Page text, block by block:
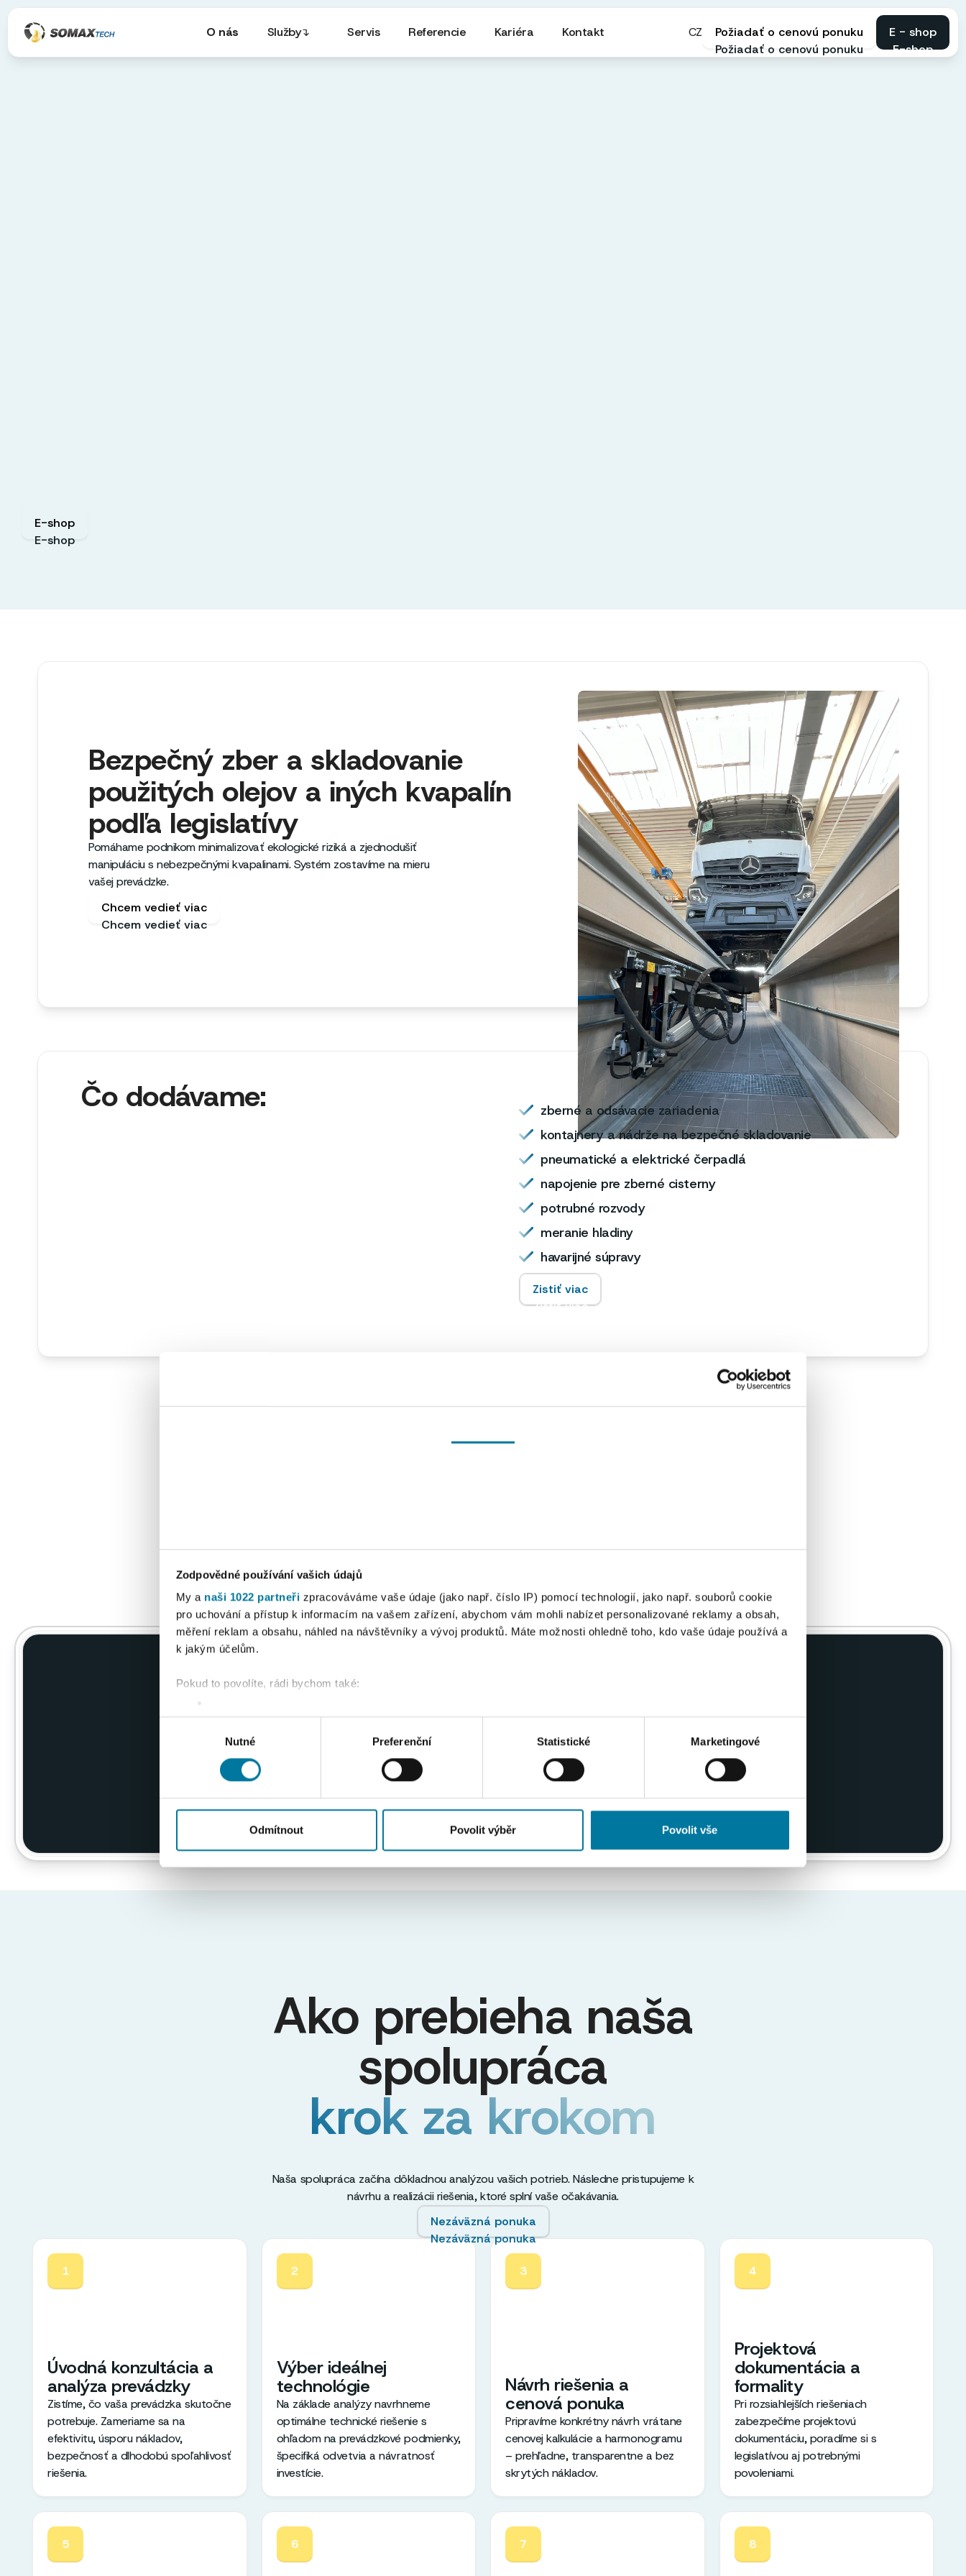
Zodpovědné používání vašich údajů
My a naši 1022 partneři zpracováváme vaše údaje (jako např. číslo IP) pomocí technologií, jako např. souborů cookie
pro uchování a přístup k informacím na vašem zařízení, abychom vám mohli nabízet personalizované reklamy a obsah,
měření reklam a obsahu, náhled na návštěvníky a vývoj produktů. Máte možnosti ohledně toho, kdo vaše údaje používá a
k jakým účelům.
Pokud to povolíte, rádi bychom také:
Identifikovali vaše zařízení pomocí aktivního skenování pro konkrétní charakteristiky (otisk prstu)
Zjistěte více o tom, jak zpracováváme vaše osobní údaje, a nastavte si předvolby v
části s podrobnostmi. Svůj souhlas
tyto údaje mohou zkombinovat s dalšími informacemi, které jste jim poskytli nebo které získali v důsledku toho, že
Nutné Preferenční Statistické Marketingové
Odmítnout Povolit výběr Povolit vše
O nás Služby Servis Referencie Kariéra Kontakt CZ
Požiadať o cenovú ponuku
Požiadať o cenovú ponuku
E - shop
E-shop
E-shop
E-shop
Bezpečný zber a skladovanie
použitých olejov a iných kvapalín
podľa legislatívy
Pomáhame podnikom minimalizovať ekologické riziká a zjednodušiť
manipuláciu s nebezpečnými kvapalinami. Systém zostavíme na mieru
vašej prevádzke.
Chcem vedieť viac
Chcem vedieť viac
Čo dodávame:
zberné a odsávacie zariadenia
kontajnery a nádrže na bezpečné skladovanie
pneumatické a elektrické čerpadlá
napojenie pre zberné cisterny
potrubné rozvody
meranie hladiny
havarijné súpravy
Zistiť viac
Zistiť viac
Chcete návrh riešenia pre zber a
skladovanie použitých olejov?
Odsávačky, vypúšťačky, záchytné vane, nádoby, systémy zberu…
Požiadať o ponuku
Požiadať o ponuku
Ako prebieha naša
spolupráca
krok za krokom
Naša spolupráca začína dôkladnou analýzou vašich potrieb. Následne pristupujeme k
návrhu a realizácii riešenia, ktoré splní vaše očakávania.
Nezáväzná ponuka
Nezáväzná ponuka
1
Úvodná konzultácia a
analýza prevádzky
Zistíme, čo vaša prevádzka skutočne
potrebuje. Zameriame sa na
efektivitu, úsporu nákladov,
bezpečnosť a dlhodobú spoľahlivosť
riešenia.
2
Výber ideálnej
technológie
Na základe analýzy navrhneme
optimálne technické riešenie s
ohľadom na prevádzkové podmienky,
špecifiká odvetvia a návratnosť
investície.
3
Návrh riešenia a
cenová ponuka
Pripravíme konkrétny návrh vrátane
cenovej kalkulácie a harmonogramu
– prehľadne, transparentne a bez
skrytých nákladov.
4
Projektová
dokumentácia a
formality
Pri rozsiahlejších riešeniach
zabezpečíme projektovú
dokumentáciu, poradíme si s
legislatívou aj potrebnými
povoleniami.
5 6 7 8